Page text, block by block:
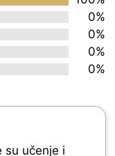
0%
0%
0%
0%
su učenje i